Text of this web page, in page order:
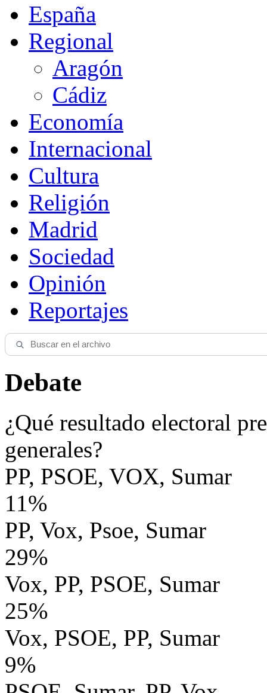
España
Regional
Aragón
Cádiz
Economía
Internacional
Cultura
Religión
Madrid
Sociedad
Opinión
Reportajes
Debate
¿Qué resultado electoral
generales?
PP, PSOE, VOX, Sumar
11%
PP, Vox, Psoe, Sumar
29%
Vox, PP, PSOE, Sumar
25%
Vox, PSOE, PP, Sumar
9%